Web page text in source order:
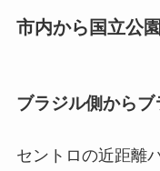
市内から国立公
ブラジル側から
セントロの近距離